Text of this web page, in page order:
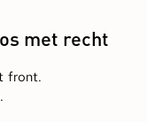
met recht
front.